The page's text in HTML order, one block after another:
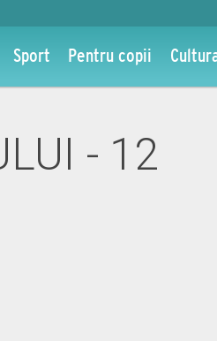
Sport Pentru copii
- 12